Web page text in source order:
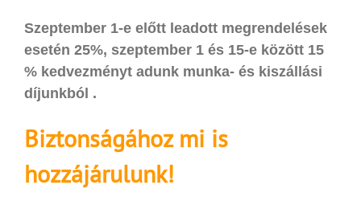
Szeptember 1-e előtt leadott megrendelések
esetén 25%, szeptember 1 és 15-e között 15
% kedvezményt adunk munka- és kiszállási
díjunkból .
Biztonságához mi is
hozzájárulunk!